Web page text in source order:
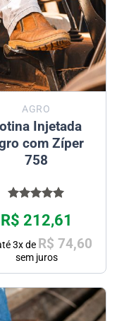
AGRO
Injetada
com Zíper
758
5.00de 5
R$ 212,61
3x de R$ 74,60
sem juros